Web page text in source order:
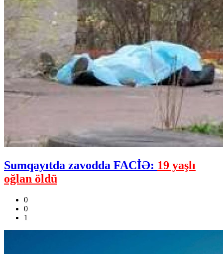
Sumqayıtda zavodda FACİƏ: 19 yaşlı
oğlan öldü
0
0
1